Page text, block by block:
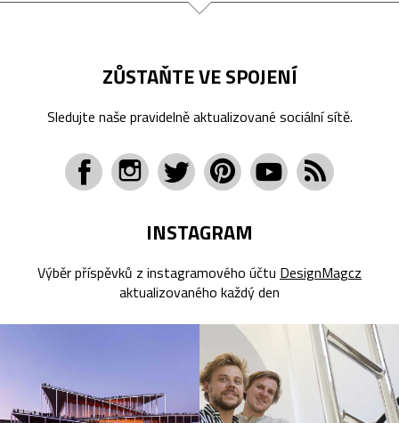
ZŮSTAŇTE VE SPOJENÍ
Sledujte naše pravidelně aktualizované sociální sítě.
INSTAGRAM
Výběr příspěvků z instagramového účtu DesignMagcz
aktualizovaného každý den